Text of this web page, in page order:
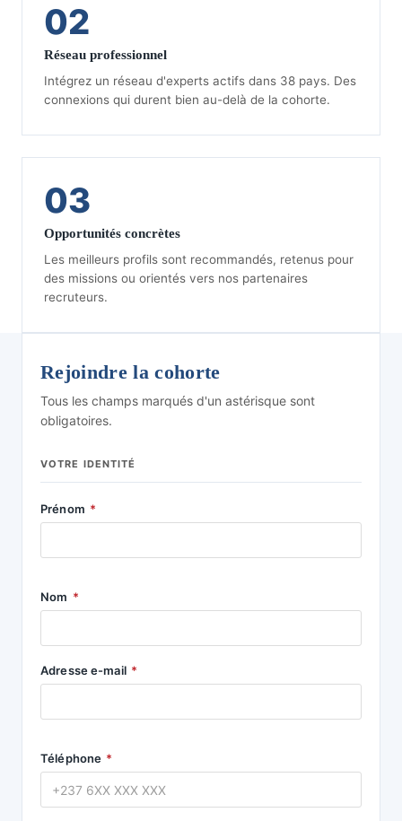
02
Réseau professionnel
Intégrez un réseau d'experts actifs dans 38 pays. Des
connexions qui durent bien au-delà de la cohorte.
03
Opportunités concrètes
Les meilleurs profils sont recommandés, retenus pour
des missions ou orientés vers nos partenaires
recruteurs.
Rejoindre la cohorte
Tous les champs marqués d'un astérisque sont
obligatoires.
VOTRE IDENTITÉ
Prénom *
Nom *
Adresse e-mail *
Téléphone *